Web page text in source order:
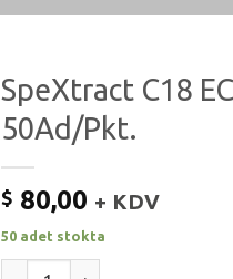
SpeXtract C18
50Ad/Pkt.
$ 80,00 + KDV
50 adet stokta